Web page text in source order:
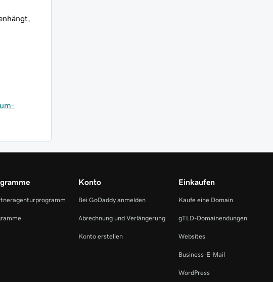
Konto
Bei GoDaddy anmelden
Abrechnung und Verlängerung
Konto erstellen
Einkaufen
Kaufe eine Domain
gTLD-Domainendungen
Websites
Business-E-Mail
WordPress